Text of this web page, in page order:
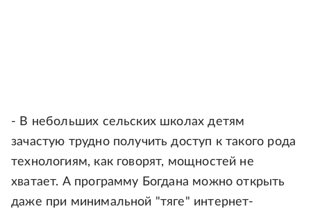
- В небольших сельских школах детям
зачастую трудно получить доступ к такого рода
технологиям, как говорят, мощностей не
хватает. А программу Богдана можно открыть
даже при минимальной "тяге" интернет-